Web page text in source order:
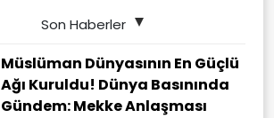
Son Haberler
Müslüman Dünyasının En Güçlü
Ağı Kuruldu! Dünya Basınında
Gündem: Mekke Anlaşması